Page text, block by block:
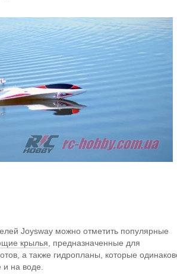
Joysway можно отметить популярные
крылья, предназначенные для
а также гидропланы, которые
и на воде.